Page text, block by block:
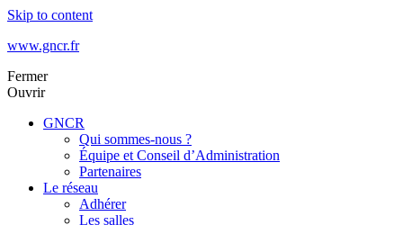
Skip to content
www.gncr.fr
Fermer
Ouvrir
GNCR
Qui sommes-nous ?
Équipe et Conseil d’Administration
Partenaires
Le réseau
Adhérer
Les salles